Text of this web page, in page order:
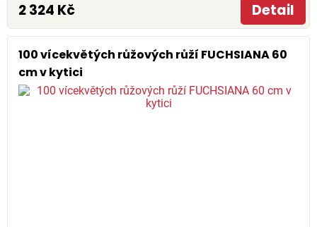
2 324 Kč Detail
100 vícekvětých růžových růží FUCHSIANA 60
cm v kytici